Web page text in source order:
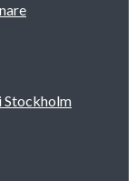
Stockholm